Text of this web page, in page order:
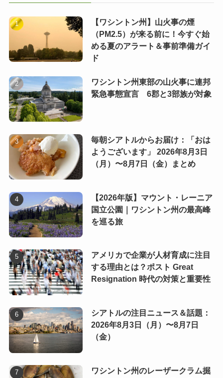
【ワシントン州】山火事の煙
（PM2.5）が来る前に！今すぐ始
める夏のアラート＆事前準備ガイ
ド
ワシントン州東部の山火事に連邦
緊急事態宣言 6郡と3部族が対象
毎朝シアトルからお届け：「おは
ようございます」 2026年8月3日
（月）〜8月7日（金）まとめ
【2026年版】マウント・レーニア
国立公園｜ワシントン州の最高峰
を巡る旅
アメリカで企業が人材育成に注目
する理由とは？ポスト Great
Resignation 時代の対策と重要性
シアトルの注目ニュース＆話題：
2026年8月3日（月）〜8月7日
（金）
ワシントン州のレーザークラム掘